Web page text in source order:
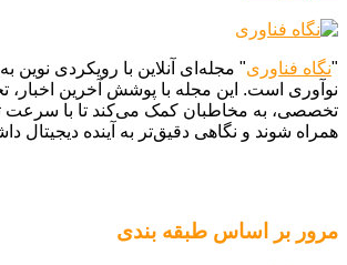
"نگاه فناوری" مجله‌ای آنلاین با رویکردی نوین
نوآوری است. این مجله با پوشش آخرین اخبار،
تخصصی، به مخاطبان کمک می‌کند تا با سرعت
همراه شوند و نگاهی دقیق‌تر به آینده دیجیتال
مرور بر اساس طبقه بندی